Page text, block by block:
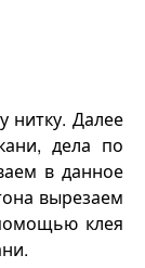
нитку. Далее
дела по
в данное
вырезаем
клея